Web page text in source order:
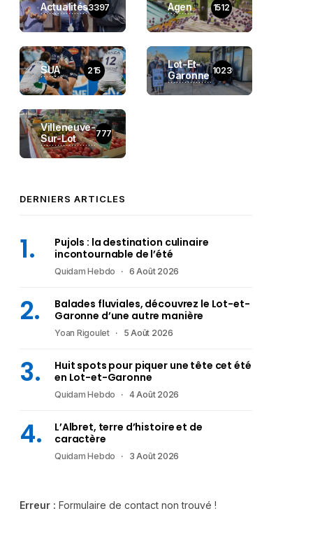
Actualités3397 Agen 1512
SUA 215
Lot-Et-
Garonne 1023
Villeneuve-
Sur-Lot
777
DERNIERS ARTICLES
Pujols : la destination culinaire
incontournable de l’été
Quidam Hebdo 6 Août 2026
Balades fluviales, découvrez le Lot-et-
Garonne d’une autre manière
Yoan Rigoulet 5 Août 2026
Huit spots pour piquer une tête cet été
en Lot-et-Garonne
Quidam Hebdo 4 Août 2026
L’Albret, terre d’histoire et de
caractère
Quidam Hebdo 3 Août 2026
Erreur : Formulaire de contact non trouvé !